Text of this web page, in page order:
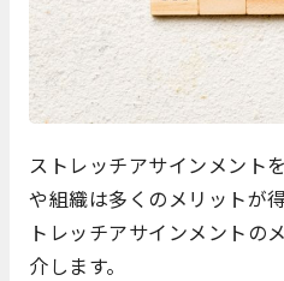
ストレッチアサインメント
や組織は多くのメリットが
トレッチアサインメントの
介します。